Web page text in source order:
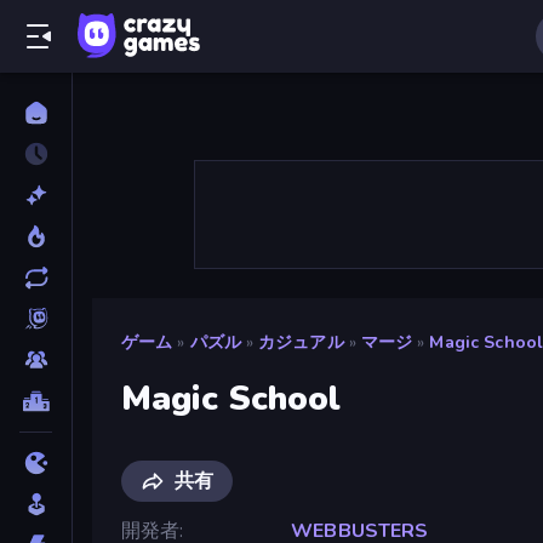
ゲーム » パズル » カジュアル » マージ » Magic School
Magic School
共有
開発者
WEBBUSTERS